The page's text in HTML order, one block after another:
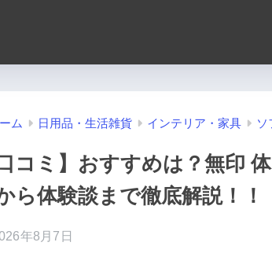
ム 日用品・生活雑貨 インテリア・家具 ソ
口コミ】おすすめは？無印
ら体験談まで徹底解説！！
年8月7日